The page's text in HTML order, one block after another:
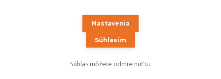
Upravit sběr cookies.
Vytvorené na
Eshop-rychlo.sk
Nastavenia
Súhlasím
Súhlas môžete odmietnuťtu.